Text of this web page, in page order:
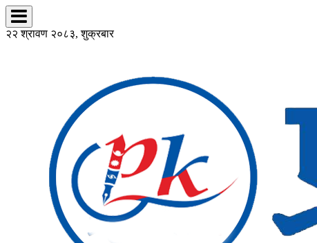
२२ श्रावण २०८३, शुक्रबार